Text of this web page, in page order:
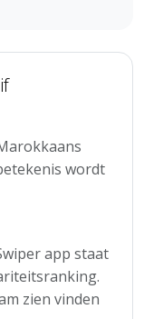
wordt
app staat
zien vinden